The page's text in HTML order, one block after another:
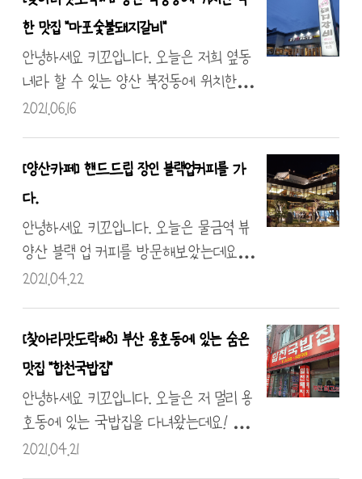
세요~! 진짜 국물이며 고기가 대박인 집입
니다! 오늘도 맛하~! 즐거운 하루되세요
~!
요! 이 방법은 워터 에이징이라고 하네요
~! 지나가다 이것을 발견하여 입장하게
되었답니다! 신선한 장면이잖아요?? 크... 1
00g에 2900원입니다!! 크.... 많은 메뉴를
먹었었네요! 저는 이 집에서는 숙성 삼겹이
을 수 있는 맛이었답니다. 그렇게 마무리
하고 나왔습니다. 음... 맛도락 시리즈급의
맛집은 아녔다고 말씀드릴까 하다가 다
시 한번 더 가볼 만한 집이라 생각하여 맛
도락으로 포스팅하게 되었습니다~! 아..
한 맛집 "마포숯불돼지갈비"
안녕하세요 키꼬입니다. 오늘은 저희 옆동
네라 할 수 있는 양산 북정동에 위치한 착
한 가격 맛집으로 유명한 "마포 숯불 돼지
다... 주차면적도 일단 불합격.... 너무 적었어
요! 근처에서 사신다면 걸어가시는 것을
추천드립니다. 그렇지만 맛과 가격이 엄청
착했습니다. 이제 가게에 들어서자마자
체온 체크와 수기 명부 또는 QR 작성은
만 만석... 인기가... 어쩔 수 없이 맨바닥 테
이블에 앉았답니다. 기본적인 찬은 간단한
구성으로 양파 절임, 샐러드, 상추겉절이,
콩나물 무침, 어묵 볶음, 쌈채소 등이 나왔
고요. 한 덩이에 100g 5인분 시켜 5..
2021.06.16
[양산카페] 핸드드립 장인 블랙업커피를 가
다.
안녕하세요 키꼬입니다. 오늘은 물금역 뷰
양산 블랙 업 커피를 방문해보았는데요.
가격이 후덜덜 한 카페지만 뷰 하나는 확
우선 외경에서 압도했어요! 커피맛보러 입
장! 입장 후 QR 코드 체크 그리고 메뉴
를 구경해보았는데요 그렇게 많은 메뉴를
구성하지 않고 있었어요. 그리고 핸드드립
커피 가격이 무려 12,000원! 기다리면서
카페 구경을 했답니다. 사람이 많아서 저
2021.04.22
[찾아라맛도락#8] 부산 용호동에 있는 숨은
맛집 "합천국밥집"
안녕하세요 키꼬입니다. 오늘은 저 멀리 용
호동에 있는 국밥집을 다녀왔는데요! 이곳
은 한 3년? 2년 전 아는 누님께서 소개해
2021.04.21